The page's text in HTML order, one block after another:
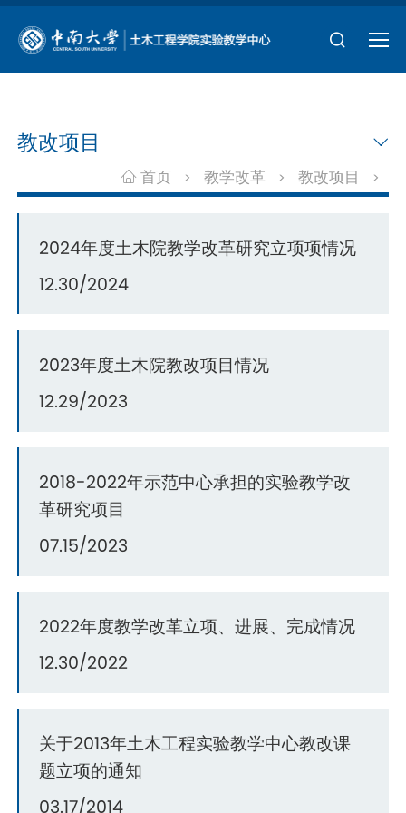
教改项目
首页 > 教学改革 > 教改项目 >
2024年度土木院教学改革研究立项项情况
12.30/2024
2023年度土木院教改项目情况
12.29/2023
2018-2022年示范中心承担的实验教学改
革研究项目
07.15/2023
2022年度教学改革立项、进展、完成情况
12.30/2022
关于2013年土木工程实验教学中心教改课
题立项的通知
03.17/2014